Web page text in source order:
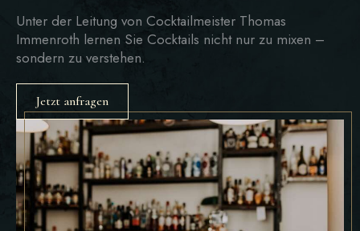
Unter der Leitung von Cocktailmeister Thomas
Immenroth lernen Sie Cocktails nicht nur zu mixen –
sondern zu verstehen.
Jetzt anfragen